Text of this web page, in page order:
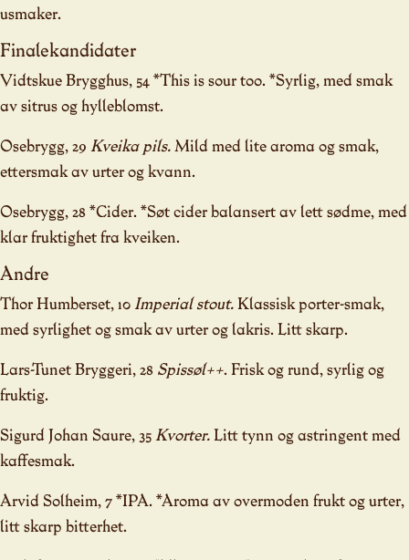
usmaker.
Finalekandidater
Vidtskue Brygghus, 54 *This is sour too. *Syrlig, med smak
av sitrus og hylleblomst.
Osebrygg, 29 Kveika pils.Mild med lite aroma og smak,
ettersmak av urter og kvann.
Osebrygg, 28 *Cider. *Søt cider balansert av lett sødme, med
klar fruktighet fra kveiken.
Andre
Thor Humberset, 10Imperial stout.Klassisk porter-smak,
med syrlighet og smak av urter og lakris. Litt skarp.
Lars-Tunet Bryggeri, 28 Spissøl++. Frisk og rund, syrlig og
fruktig.
Sigurd Johan Saure, 35Kvorter.Litt tynn og astringent med
kaffesmak.
Arvid Solheim, 7 *IPA. *Aroma av overmoden frukt og urter,
litt skarp bitterhet.